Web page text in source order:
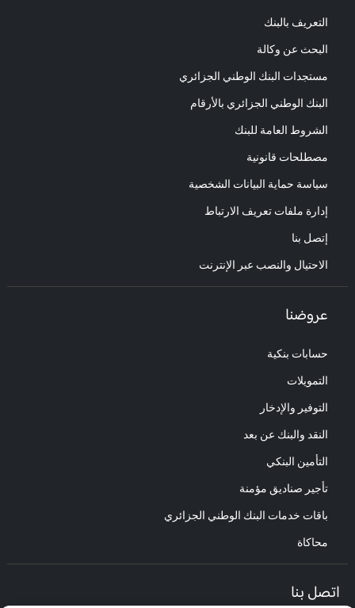
التعريف بالبنك
البحث عن وكالة
مستجدات البنك الوطني الجزائري
البنك الوطني الجزائري بالأرقام
الشروط العامة للبنك
مصطلحات قانونية
سياسة حماية البيانات الشخصية
إدارة ملفات تعريف الارتباط
إتصل بنا
الاحتيال والنصب عبر الإنترنت
عروضنا
حسابات بنكية
التمويلات
التوفير والإدخار
النقد والبنك عن بعد
التأمين البنكي
تأجير صناديق مؤمنة
باقات خدمات البنك الوطني الجزائري
محاكاة
اتصل بنا